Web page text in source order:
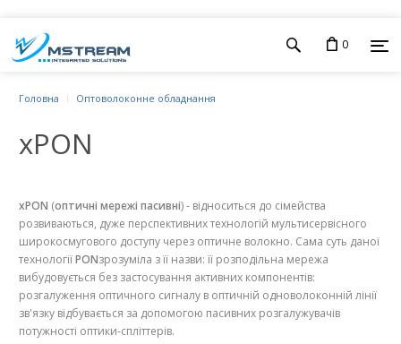
0
Головна Оптоволоконне обладнання
xPON
xPON (оптичні мережі пасивні) - відноситься до сімейства
розвиваються, дуже перспективних технологій мультисервісного
широкосмугового доступу через оптичне волокно. Сама суть даної
технологіїPONзрозуміла з її назви: її розподільна мережа
вибудовується без застосування активних компонентів:
розгалуження оптичного сигналу в оптичній одноволоконній лінії
зв'язку відбувається за допомогою пасивних розгалужувачів
потужності оптики-спліттерів.